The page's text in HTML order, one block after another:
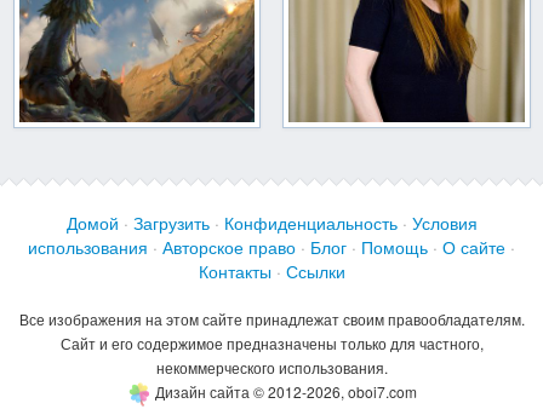
Домой · Загрузить · Конфиденциальность · Условия
использования · Авторское право · Блог · Помощь · О сайте ·
Контакты · Ссылки
Все изображения на этом сайте принадлежат своим правообладателям.
Сайт и его содержимое предназначены только для частного,
некоммерческого использования.
Дизайн сайта © 2012-2026, oboi7.com